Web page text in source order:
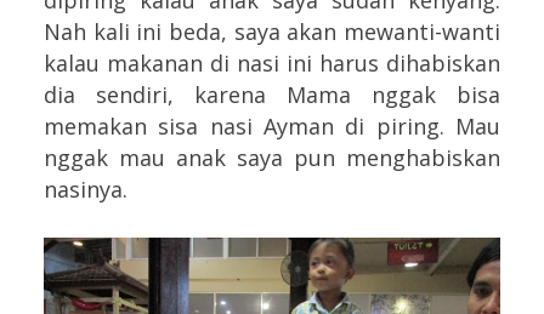
Nah kali ini beda, saya akan mewanti-wanti
kalau makanan di nasi ini harus dihabiskan
dia sendiri, karena Mama nggak bisa
memakan sisa nasi Ayman di piring. Mau
nggak mau anak saya pun menghabiskan
nasinya.